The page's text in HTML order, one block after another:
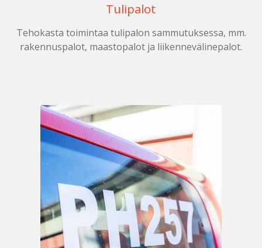
Tulipalot
Tehokasta toimintaa tulipalon sammutuksessa, mm.
rakennuspalot, maastopalot ja liikennevälinepalot.